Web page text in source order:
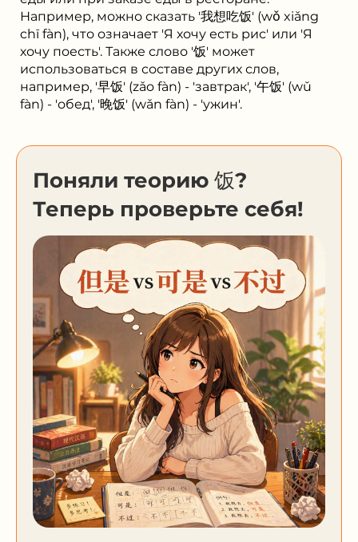
Например, можно сказать '我想吃饭' (wǒ xiǎng
chī fàn), что означает 'Я хочу есть рис' или 'Я
хочу поесть'. Также слово '饭' может
использоваться в составе других слов,
например, '早饭' (zǎo fàn) - 'завтрак', '午饭' (wǔ
fàn) - 'обед', '晚饭' (wǎn fàn) - 'ужин'.
Поняли теорию 饭?
Теперь проверьте себя!